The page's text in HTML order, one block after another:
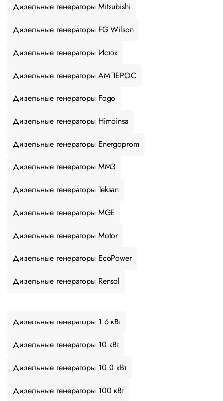
Дизельные генераторы Mitsubishi
Дизельные генераторы FG Wilson
Дизельные генераторы Исток
Дизельные генераторы АМПЕРОС
Дизельные генераторы Fogo
Дизельные генераторы Himoinsa
Дизельные генераторы Energoprom
Дизельные генераторы ММЗ
Дизельные генераторы Teksan
Дизельные генераторы MGE
Дизельные генераторы Motor
Дизельные генераторы EcoPower
Дизельные генераторы Rensol
Дизельные генераторы 1.6 кВт
Дизельные генераторы 10 кВт
Дизельные генераторы 10.0 кВт
Дизельные генераторы 100 кВт